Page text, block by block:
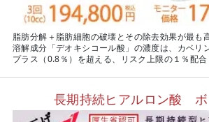
脂肪分解＋脂肪細胞の破壊とその除去効果が最も
溶解成分「デオキシコール酸」の濃度は、カベリ
プラス（0.8％）を超える、リスク上限の１％配合
長期持続ヒアルロン酸 ボ